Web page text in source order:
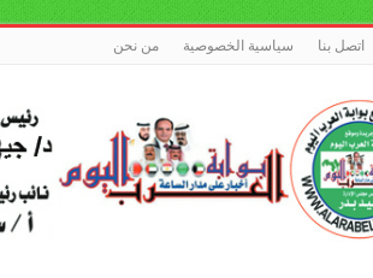
اتصل بنا سياسية الخصوصية من نحن